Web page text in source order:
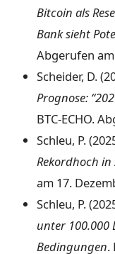
Bitcoin als
Bank sieht
Abgerufen
Scheider, D.
Prognose:
BTC-ECHO.
Schleu, P.
Rekordhoch in
am 17.
Schleu, P.
unter 100.000
Bedingungen.